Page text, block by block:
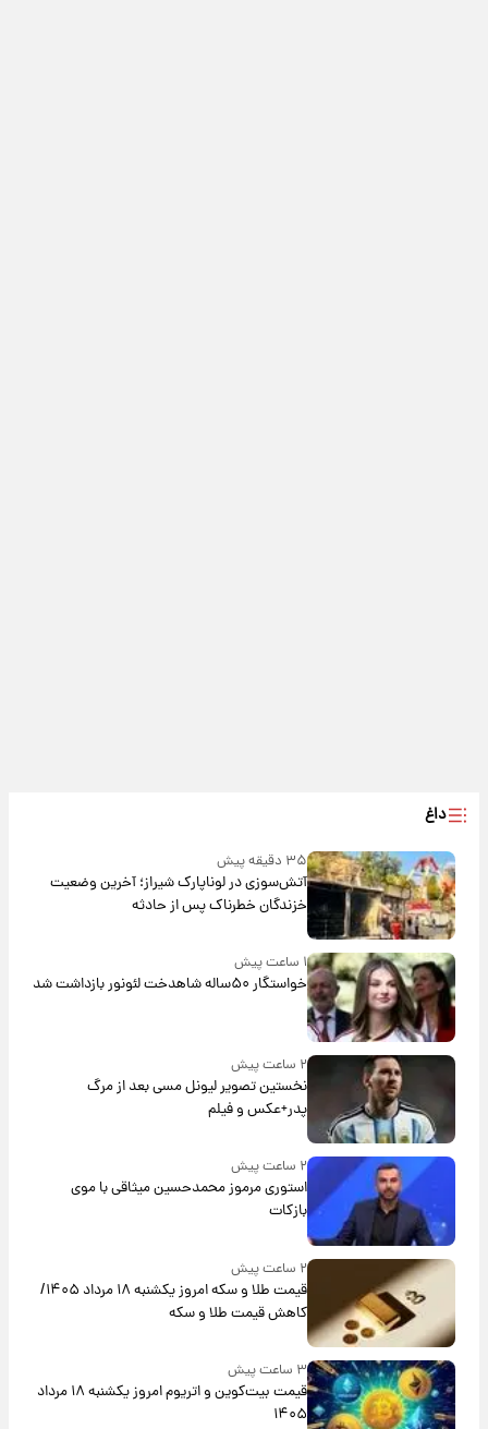
داغ
۳۵ دقیقه پیش
آتش‌سوزی در لوناپارک شیراز؛ آخرین وضعیت
خزندگان خطرناک پس از حادثه
۱ ساعت پیش
خواستگار ۵۰ساله شاهدخت لئونور بازداشت شد
۲ ساعت پیش
نخستین تصویر لیونل مسی بعد از مرگ
پدر+عکس و فیلم
۲ ساعت پیش
استوری مرموز محمدحسین میثاقی با موی
بازکات
۲ ساعت پیش
قیمت طلا و سکه امروز یکشنبه ۱۸ مرداد ۱۴۰۵/
کاهش قیمت طلا و سکه
۳ ساعت پیش
قیمت بیت‌کوین و اتریوم امروز یکشنبه ۱۸ مرداد
۱۴۰۵